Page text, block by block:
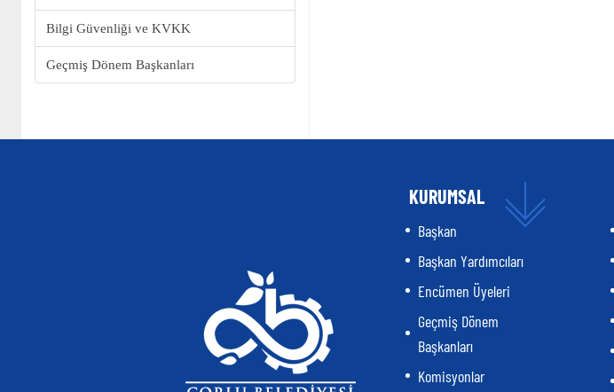
Bilgi Güvenliği ve KVKK
Geçmiş Dönem Başkanları
KURUMSAL
Başkan
Başkan Yardımcıları
Encümen Üyeleri
Geçmiş Dönem
Başkanları
Komisyonlar